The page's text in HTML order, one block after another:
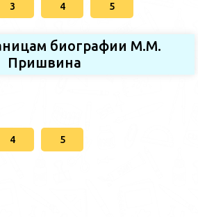
3 4 5
биографии М.М.
Пришвина
4 5